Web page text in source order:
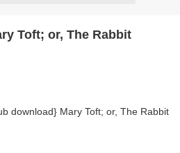
Toft; or, The Rabbit